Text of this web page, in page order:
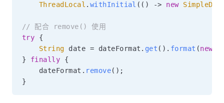
ThreadLocal . withInitial ( ( ) -> new
// 配合 remove() 使用
try
{
String date = dateFormat . get ( ) . format (new
}
finally
{
    dateFormat
. remove( ) ;
}